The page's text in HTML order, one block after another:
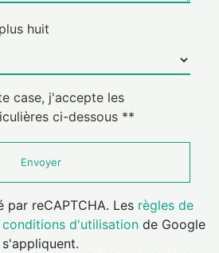
huit
case, j'accepte les
ci-dessous **
Envoyer
reCAPTCHA. Les règles de
conditions d'utilisation de Google
s'appliquent.